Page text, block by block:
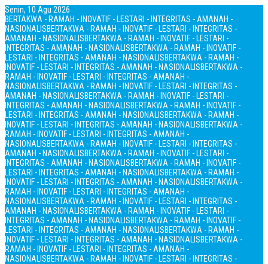
Senin, 10 Agu 2026
BERTAKWA - RAMAH - INOVATIF - LESTARI - INTEGRITAS - AMANAH -
NASIONALISBERTAKWA - RAMAH - INOVATIF - LESTARI - INTEGRITAS -
AMANAH - NASIONALISBERTAKWA - RAMAH - INOVATIF - LESTARI -
INTEGRITAS - AMANAH - NASIONALISBERTAKWA - RAMAH - INOVATIF -
LESTARI - INTEGRITAS - AMANAH - NASIONALISBERTAKWA - RAMAH -
INOVATIF - LESTARI - INTEGRITAS - AMANAH - NASIONALISBERTAKWA -
RAMAH - INOVATIF - LESTARI - INTEGRITAS - AMANAH -
NASIONALISBERTAKWA - RAMAH - INOVATIF - LESTARI - INTEGRITAS -
AMANAH - NASIONALISBERTAKWA - RAMAH - INOVATIF - LESTARI -
INTEGRITAS - AMANAH - NASIONALISBERTAKWA - RAMAH - INOVATIF -
LESTARI - INTEGRITAS - AMANAH - NASIONALISBERTAKWA - RAMAH -
INOVATIF - LESTARI - INTEGRITAS - AMANAH - NASIONALISBERTAKWA -
RAMAH - INOVATIF - LESTARI - INTEGRITAS - AMANAH -
NASIONALISBERTAKWA - RAMAH - INOVATIF - LESTARI - INTEGRITAS -
AMANAH - NASIONALISBERTAKWA - RAMAH - INOVATIF - LESTARI -
INTEGRITAS - AMANAH - NASIONALISBERTAKWA - RAMAH - INOVATIF -
LESTARI - INTEGRITAS - AMANAH - NASIONALISBERTAKWA - RAMAH -
INOVATIF - LESTARI - INTEGRITAS - AMANAH - NASIONALISBERTAKWA -
RAMAH - INOVATIF - LESTARI - INTEGRITAS - AMANAH -
NASIONALISBERTAKWA - RAMAH - INOVATIF - LESTARI - INTEGRITAS -
AMANAH - NASIONALISBERTAKWA - RAMAH - INOVATIF - LESTARI -
INTEGRITAS - AMANAH - NASIONALISBERTAKWA - RAMAH - INOVATIF -
LESTARI - INTEGRITAS - AMANAH - NASIONALISBERTAKWA - RAMAH -
INOVATIF - LESTARI - INTEGRITAS - AMANAH - NASIONALISBERTAKWA -
RAMAH - INOVATIF - LESTARI - INTEGRITAS - AMANAH -
NASIONALISBERTAKWA - RAMAH - INOVATIF - LESTARI - INTEGRITAS -